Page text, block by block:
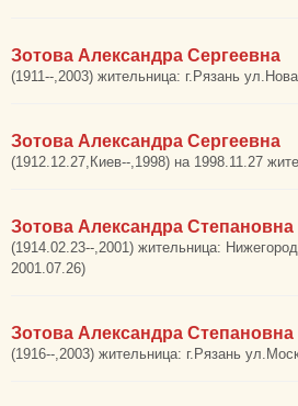
Зотова Александра Сергеевна
(1911--,2003) жительница: г.Рязань
Зотова Александра Сергеевна
(1912.12.27,Киев--,1998) на 1998.11.27
Зотова Александра Степановна
(1914.02.23--,2001) жительница:
2001.07.26)
Зотова Александра Степановна
(1916--,2003) жительница: г.Рязань